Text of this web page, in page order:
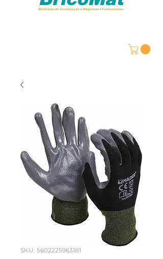
SKU: 5602225963181